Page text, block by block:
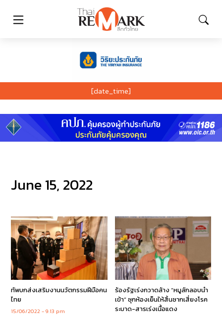
[date_time]
June 15, 2022
ทัพบกส่งเสริมงานนวัตกรรมฝีมือคน
ไทย
15/06/2022 9:13 pm
ร้องรัฐเร่งกวาดล้าง “หมูลักลอบนำ
เข้า” ซุกห้องเย็นให้สิ้นซากเสี่ยงโรค
ระบาด-สารเร่งเนื้อแดง